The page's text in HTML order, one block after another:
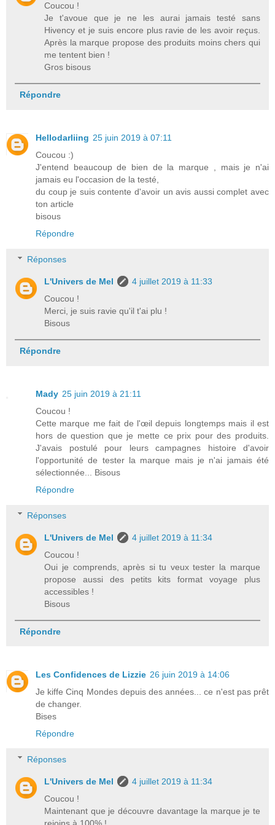
Coucou !
Je t'avoue que je ne les aurai jamais testé sans
Hivency et je suis encore plus ravie de les avoir reçus.
Après la marque propose des produits moins chers qui
me tentent bien !
Gros bisous
Répondre
Hellodarliing 25 juin 2019 à 07:11
Coucou :)
J'entend beaucoup de bien de la marque , mais je n'ai
jamais eu l'occasion de la testé,
du coup je suis contente d'avoir un avis aussi complet avec
ton article
bisous
Répondre
Réponses
L'Univers de Mel
4 juillet 2019 à 11:33
Coucou !
Merci, je suis ravie qu'il t'ai plu !
Bisous
Répondre
Mady 25 juin 2019 à 21:11
Coucou !
Cette marque me fait de l'œil depuis longtemps mais il est
hors de question que je mette ce prix pour des produits.
J'avais postulé pour leurs campagnes histoire d'avoir
l'opportunité de tester la marque mais je n'ai jamais été
sélectionnée... Bisous
Répondre
Réponses
L'Univers de Mel
4 juillet 2019 à 11:34
Coucou !
Oui je comprends, après si tu veux tester la marque
propose aussi des petits kits format voyage plus
accessibles !
Bisous
Répondre
Les Confidences de Lizzie 26 juin 2019 à 14:06
Je kiffe Cinq Mondes depuis des années... ce n'est pas prêt
de changer.
Bises
Répondre
Réponses
L'Univers de Mel
4 juillet 2019 à 11:34
Coucou !
Maintenant que je découvre davantage la marque je te
rejoins à 100% !